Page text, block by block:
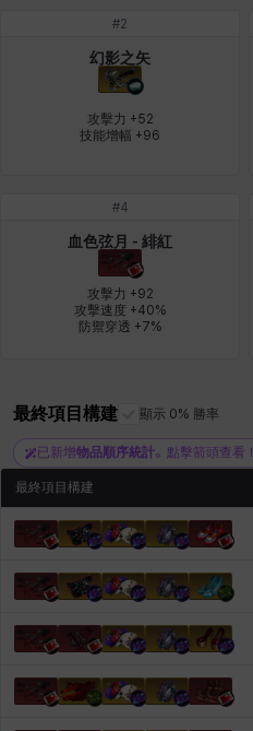
艾登
蓋瑞特
阿爾達
青燕 馬庫斯
#2
幻影之矢
攻擊力 +52
技能增幅 +96
#4
血色弦月 - 緋紅
攻擊力 +92
攻擊速度 +40%
防禦穿透 +7%
最終項目構建 顯示 0% 勝率
已新增物品順序統計。點擊箭頭查看！
最終項目構建